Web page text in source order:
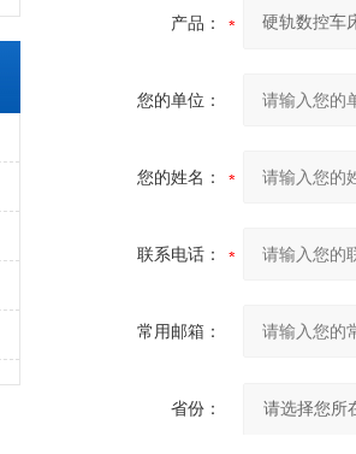
产品：
您的单位：
您的姓名：
联系电话：
常用邮箱：
省份：